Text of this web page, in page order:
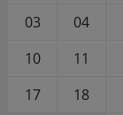
03
04
10
11
17
18